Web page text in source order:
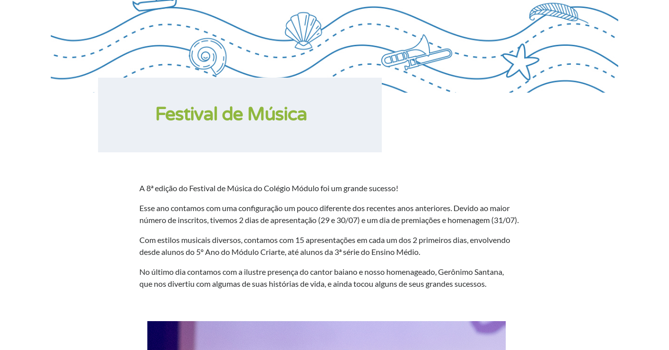
Festival de Música
A 8ª edição do Festival de Música do Colégio Módulo foi um grande sucesso!
Esse ano contamos com uma configuração um pouco diferente dos recentes anos anteriores. Devido ao maior
número de inscritos, tivemos 2 dias de apresentação (29 e 30/07) e um dia de premiações e homenagem (31/07).
Com estilos musicais diversos, contamos com 15 apresentações em cada um dos 2 primeiros dias, envolvendo
desde alunos do 5º Ano do Módulo Criarte, até alunos da 3ª série do Ensino Médio.
No último dia contamos com a ilustre presença do cantor baiano e nosso homenageado, Gerônimo Santana,
que nos divertiu com algumas de suas histórias de vida, e ainda tocou alguns de seus grandes sucessos.